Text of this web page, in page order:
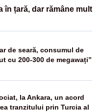
în țară, dar rămâne mult
de seară, consumul de
cu 200-300 de megawați”
la Ankara, un acord
tranzitului prin Turcia al